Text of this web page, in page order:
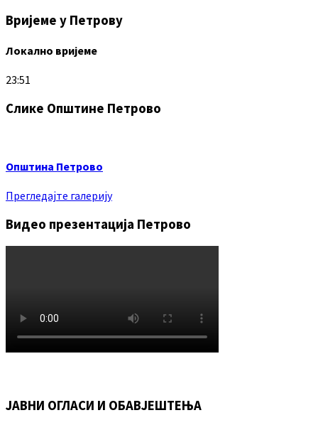
Вријеме у Петрову
Локално вријеме
23:51
Слике Општине Петрово
Општина Петрово
Прегледајте галерију
Видео презентација Петрово
ЈАВНИ ОГЛАСИ И ОБАВЈЕШТЕЊА